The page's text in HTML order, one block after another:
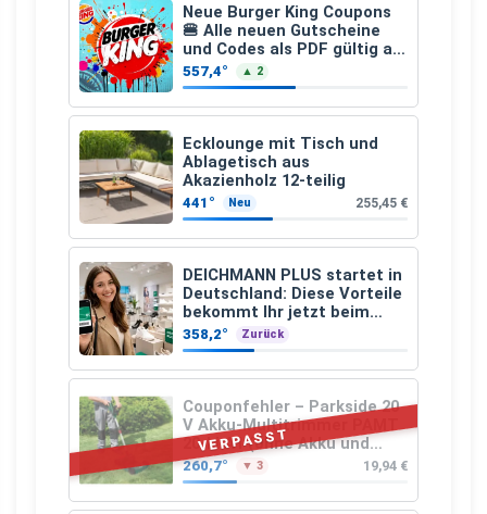
Neue Burger King Coupons
🍔 Alle neuen Gutscheine
und Codes als PDF gültig ab
25.07.2026 bis 04.09.2026
557,4° ▲ 2
Ecklounge mit Tisch und
Ablagetisch aus
Akazienholz 12-teilig
441° Neu 255,45 €
DEICHMANN PLUS startet in
Deutschland: Diese Vorteile
bekommt Ihr jetzt beim
Schuhkauf
358,2° Zurück
VERPASST
Couponfehler – Parkside 20
V Akku-Multitrimmer PAMT
20-Li A1 (ohne Akku und
Ladegerät)
260,7° ▼ 3 19,94 €